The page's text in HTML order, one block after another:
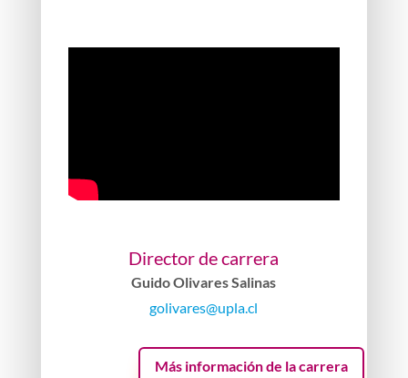
Director de carrera
Guido Olivares Salinas
golivares@upla.cl
Más información de la carrera